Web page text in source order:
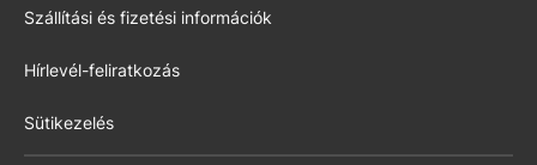
Szállítási és fizetési információk
Hírlevél-feliratkozás
Sütikezelés